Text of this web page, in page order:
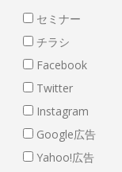
セミナー
チラシ
Facebook
Twitter
Instagram
Google広告
Yahoo!広告